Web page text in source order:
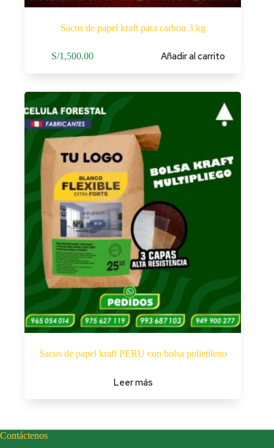
Sacos de papel kraft para carbon 3 kg
S/1,500.00 Añadir al carrito
Sacos de papel kraft PERU con bolsa polietileno
Leer más
Contáctenos